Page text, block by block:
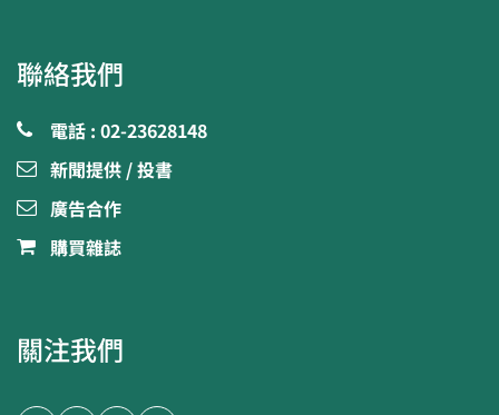
聯絡我們
電話 : 02-23628148
新聞提供 / 投書
廣告合作
購買雜誌
關注我們